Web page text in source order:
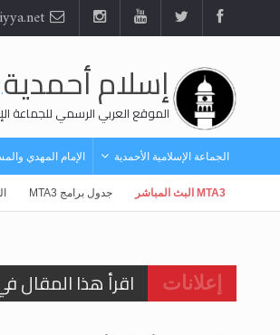
إسلام أحمدية.NET
الموقع العربي الرسمي للجماعة
الجماعة الإسلامية الأحمدية الإمام المهدي
MTA3 البث المباشر جدول برامج MTA3
إعلانات
اقرأ هذا المقال